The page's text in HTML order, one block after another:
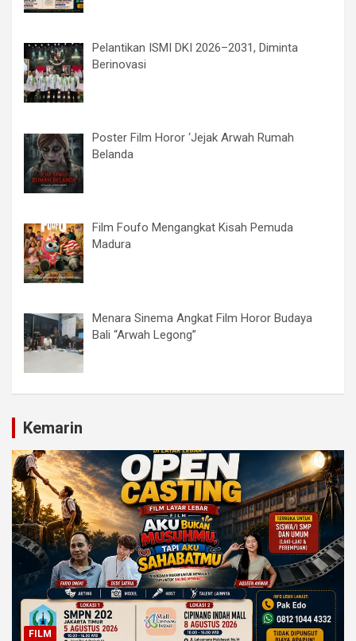
Pelantikan ISMI DKI 2026–2031, Diminta
Berinovasi
Poster Film Horor ‘Jejak Arwah Rumah
Belanda
Film Foufo Mengangkat Kisah Pemuda
Madura
Menara Sinema Angkat Film Horor Budaya
Bali “Arwah Legong”
Kemarin
FILM